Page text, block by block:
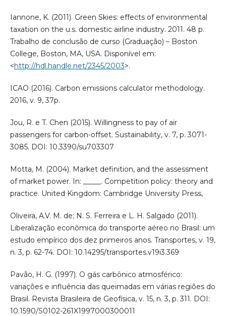
Iannone, K. (2011). Green Skies: effects of environmental
taxation on the u.s. domestic airline industry. 2011. 48 p.
Trabalho de conclusão de curso (Graduação) – Boston
College, Boston, MA, USA. Disponível em:
<http://hdl.handle.net/2345/2003>.
ICAO (2016). Carbon emissions calculator methodology.
2016, v. 9, 37p.
Jou, R. e T. Chen (2015). Willingness to pay of air
passengers for carbon-offset. Sustainability, v. 7, p. 3071-
3085. DOI: 10.3390/su703307
Motta, M. (2004). Market definition, and the assessment
of market power. In: _____. Competition policy: theory and
practice. United Kingdom: Cambridge University Press,
Oliveira, A.V. M. de; N. S. Ferreira e L. H. Salgado (2011).
Liberalização econômica do transporte aéreo no Brasil: um
estudo empírico dos dez primeiros anos. Transportes, v. 19,
n. 3, p. 62-74. DOI: 10.14295/transportes.v19i3.369
Pavão, H. G. (1997). O gás carbônico atmosférico:
variações e influência das queimadas em várias regiões do
Brasil. Revista Brasileira de Geofísica, v. 15, n. 3, p. 311. DOI:
10.1590/S0102-261X1997000300011